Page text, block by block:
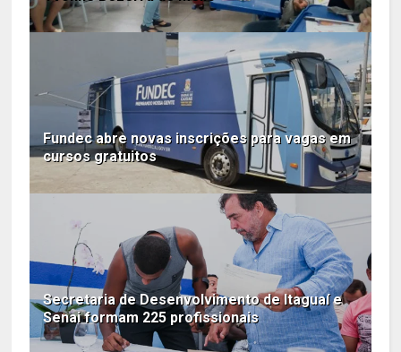
Fundec abre novas inscrições para vagas em
cursos gratuitos
Secretaria de Desenvolvimento de Itaguaí e
Senai formam 225 profissionais